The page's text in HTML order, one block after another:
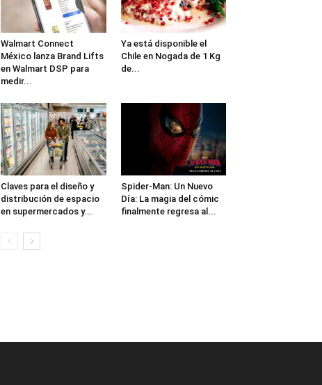
Walmart Connect
México lanza Brand Lifts
en Walmart DSP para
medir...
Ya está disponible el
Chile en Nogada de 1 Kg
de...
Claves para el diseño y
distribución de espacio
en supermercados y...
Spider-Man: Un Nuevo
Día: La magia del cómic
finalmente regresa al...